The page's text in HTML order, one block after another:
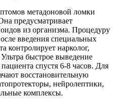
метадоновой ломки
предусматривает
из организма. Процедуру
введения специальных
контролирует нарколог,
быстрое выведение
спустя 6-8 часов. Для
восстановительную
нейролептики,
комплексы.